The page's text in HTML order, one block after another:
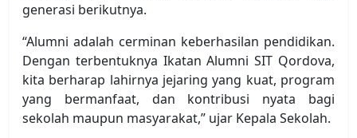
generasi berikutnya.
“Alumni adalah cerminan keberhasilan pendidikan.
Dengan terbentuknya Ikatan Alumni SIT Qordova,
kita berharap lahirnya jejaring yang kuat, program
yang bermanfaat, dan kontribusi nyata bagi
sekolah maupun masyarakat,” ujar Kepala Sekolah.